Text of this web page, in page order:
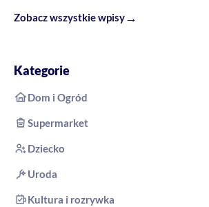
Zobacz wszystkie wpisy→
Kategorie
Dom i Ogród
Supermarket
Dziecko
Uroda
Kultura i rozrywka